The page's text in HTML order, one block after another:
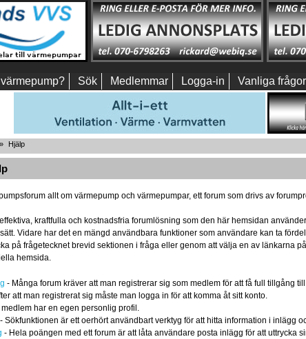
Sök Medlemmar Logga-in Vanliga frågor
» Hjälp
allt om värmepump och värmepumpar, ett forum som drivs av
kraftfulla och kostnadsfria forumlösning som den här hemsidan
Vidare har det en mängd användbara funktioner som användare kan ta
på frågetecknet brevid sektionen i fråga eller genom att välja en av länkarna
hemsida.
- Många forum kräver att man registrerar sig som medlem för att få full tillgång
att man registrerat sig måste man logga in för att komma åt sitt konto.
medlem har en egen personlig profil.
- Sökfunktionen är ett oerhört användbart verktyg för att hitta information i inlägg
- Hela poängen med ett forum är att låta användare posta inlägg för att uttrycka